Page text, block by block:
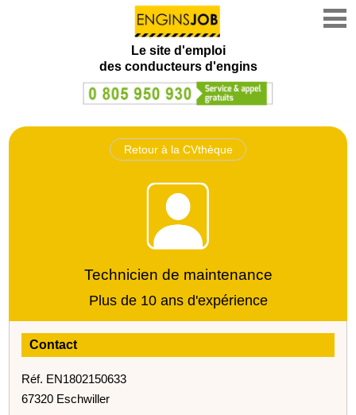
Le site d'emploi
des conducteurs d'engins
Retour à la CVthèque
Technicien de maintenance
Plus de 10 ans d'expérience
Contact
Réf. EN1802150633
67320 Eschwiller